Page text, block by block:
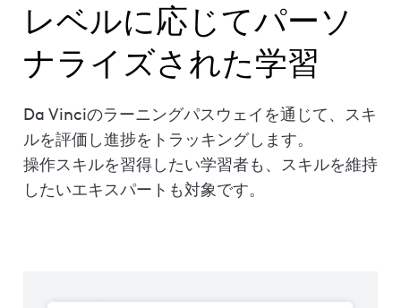
レベルに応じてパーソ
ナライズされた学習
Da Vinciのラーニングパスウェイを通じて、スキ
ルを評価し進捗をトラッキングします。
操作スキルを習得したい学習者も、スキルを維持
したいエキスパートも対象です。